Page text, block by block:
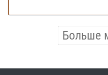
Больше